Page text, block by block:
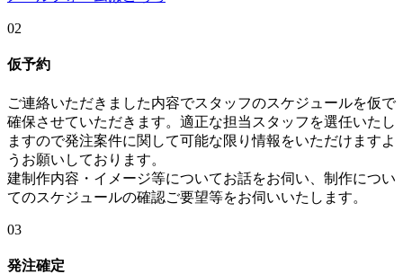
02
仮予約
ご連絡いただきました内容でスタッフのスケジュールを仮で
確保させていただきます。適正な担当スタッフを選任いたし
ますので発注案件に関して可能な限り情報をいただけますよ
うお願いしております。
建制作内容・イメージ等についてお話をお伺い、制作につい
てのスケジュールの確認ご要望等をお伺いいたします。
03
発注確定